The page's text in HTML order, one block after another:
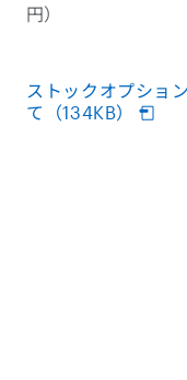
円）
ストックオプショ
て（134KB）